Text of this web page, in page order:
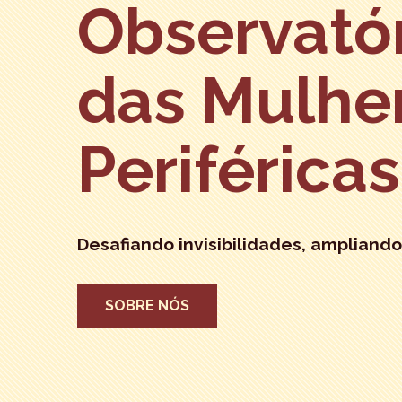
das
Periféricas
Desafiando invisibilidades,
SOBRE NÓS